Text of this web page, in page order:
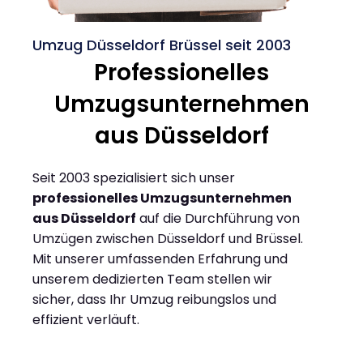
Umzug Düsseldorf Brüssel seit 2003
Professionelles
Umzugsunternehmen
aus Düsseldorf
Seit 2003 spezialisiert sich unser
professionelles Umzugsunternehmen
aus Düsseldorf auf die Durchführung von
Umzügen zwischen Düsseldorf und Brüssel.
Mit unserer umfassenden Erfahrung und
unserem dedizierten Team stellen wir
sicher, dass Ihr Umzug reibungslos und
effizient verläuft.